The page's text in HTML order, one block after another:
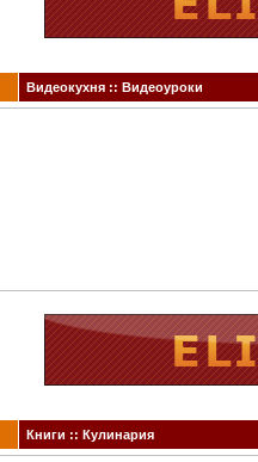
Видеокухня :: Видеоуроки
Книги :: Кулинария